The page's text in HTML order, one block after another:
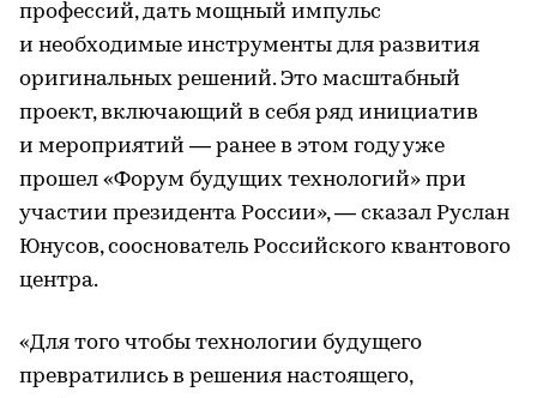
профессий, дать мощный импульс
и необходимые инструменты для развития
оригинальных решений. Это масштабный
проект, включающий в себя ряд инициатив
и мероприятий — ранее в этом году уже
прошел «Форум будущих технологий» при
участии президента России», — сказал Руслан
Юнусов, сооснователь Российского квантового
центра.
«Для того чтобы технологии будущего
превратились в решения настоящего,